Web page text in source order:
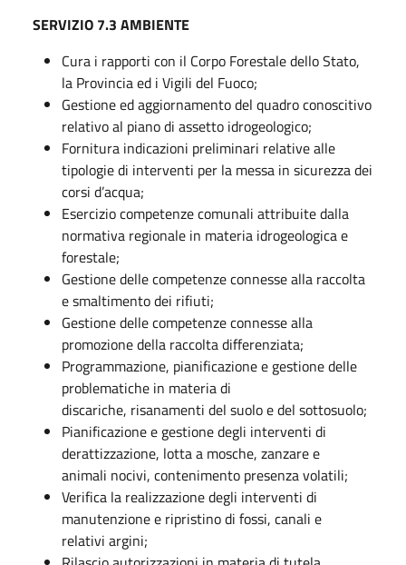
SERVIZIO 7.3 AMBIENTE
Cura i rapporti con il Corpo Forestale dello Stato,
la Provincia ed i Vigili del Fuoco;
Gestione ed aggiornamento del quadro conoscitivo
relativo al piano di assetto idrogeologico;
Fornitura indicazioni preliminari relative alle
tipologie di interventi per la messa in sicurezza dei
corsi d’acqua;
Esercizio competenze comunali attribuite dalla
normativa regionale in materia idrogeologica e
forestale;
Gestione delle competenze connesse alla raccolta
e smaltimento dei rifiuti;
Gestione delle competenze connesse alla
promozione della raccolta differenziata;
Programmazione, pianificazione e gestione delle
problematiche in materia di
discariche, risanamenti del suolo e del sottosuolo;
Pianificazione e gestione degli interventi di
derattizzazione, lotta a mosche, zanzare e
animali nocivi, contenimento presenza volatili;
Verifica la realizzazione degli interventi di
manutenzione e ripristino di fossi, canali e
relativi argini;